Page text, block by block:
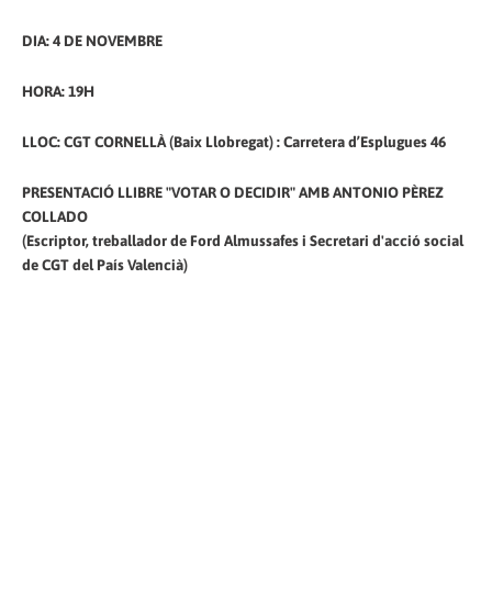
DIA: 4 DE NOVEMBRE
HORA: 19H
LLOC: CGT CORNELLÀ (Baix Llobregat) : Carretera d’Esplugues 46
PRESENTACIÓ LLIBRE "VOTAR O DECIDIR" AMB ANTONIO PÈREZ
COLLADO
(Escriptor, treballador de Ford Almussafes i Secretari d'acció social
de CGT del País Valencià)